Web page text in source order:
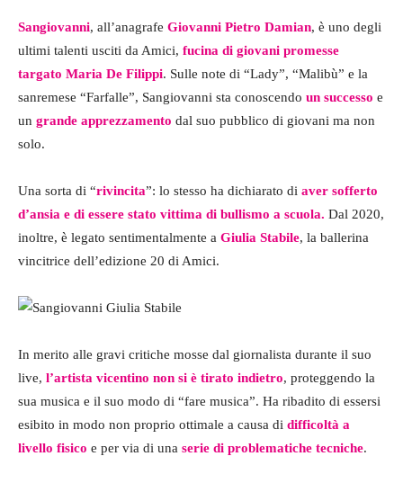
Sangiovanni, all’anagrafe Giovanni Pietro Damian, è uno degli
ultimi talenti usciti da Amici, fucina di giovani promesse
targato Maria De Filippi. Sulle note di “Lady”, “Malibù” e la
sanremese “Farfalle”, Sangiovanni sta conoscendo un successo e
un grande apprezzamento dal suo pubblico di giovani ma non
solo.
Una sorta di “rivincita”: lo stesso ha dichiarato di aver sofferto
d’ansia e di essere stato vittima di bullismo a scuola. Dal 2020,
inoltre, è legato sentimentalmente a Giulia Stabile, la ballerina
vincitrice dell’edizione 20 di Amici.
In merito alle gravi critiche mosse dal giornalista durante il suo
live, l’artista vicentino non si è tirato indietro, proteggendo la
sua musica e il suo modo di “fare musica”. Ha ribadito di essersi
esibito in modo non proprio ottimale a causa di difficoltà a
livello fisico e per via di una serie di problematiche tecniche.